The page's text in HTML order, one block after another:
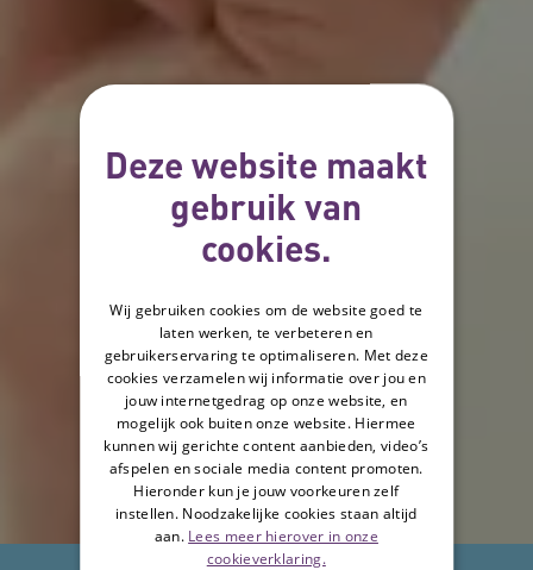
Deze website maakt
gebruik van
cookies.
Wij gebruiken cookies om de website goed te
laten werken, te verbeteren en
gebruikerservaring te optimaliseren. Met deze
cookies verzamelen wij informatie over jou en
jouw internetgedrag op onze website, en
mogelijk ook buiten onze website. Hiermee
kunnen wij gerichte content aanbieden, video’s
afspelen en sociale media content promoten.
Hieronder kun je jouw voorkeuren zelf
instellen. Noodzakelijke cookies staan altijd
aan. Lees meer hierover in onze
cookieverklaring.